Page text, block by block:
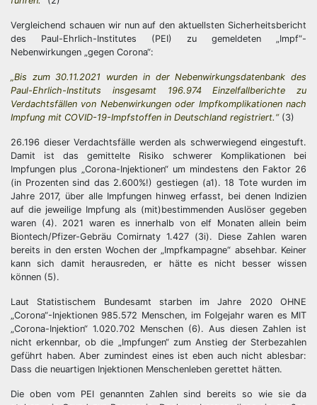
Vergleichend schauen wir nun auf den aktuellsten Sicherheitsbericht
des Paul-Ehrlich-Institutes (PEI) zu gemeldeten „Impf“-
Nebenwirkungen „gegen Corona“:
„Bis zum 30.11.2021 wurden in der Nebenwirkungsdatenbank des
Paul-Ehrlich-Instituts insgesamt 196.974 Einzelfallberichte zu
Verdachtsfällen von Nebenwirkungen oder Impfkomplikationen nach
Impfung mit COVID-19-Impfstoffen in Deutschland registriert.“(3)
26.196 dieser Verdachtsfälle werden als schwerwiegend eingestuft.
Damit ist das gemittelte Risiko schwerer Komplikationen bei
Impfungen plus „Corona-Injektionen“ um mindestens den Faktor 26
(in Prozenten sind das 2.600%!) gestiegen (a1). 18 Tote wurden im
Jahre 2017, über alle Impfungen hinweg erfasst, bei denen Indizien
auf die jeweilige Impfung als (mit)bestimmenden Auslöser gegeben
waren (4). 2021 waren es innerhalb von elf Monaten allein beim
Biontech/Pfizer-Gebräu Comirnaty 1.427 (3i). Diese Zahlen waren
bereits in den ersten Wochen der „Impfkampagne“ absehbar. Keiner
kann sich damit herausreden, er hätte es nicht besser wissen
können (5).
Laut Statistischem Bundesamt starben im Jahre 2020 OHNE
„Corona“-Injektionen 985.572 Menschen, im Folgejahr waren es MIT
„Corona-Injektion“ 1.020.702 Menschen (6). Aus diesen Zahlen ist
nicht erkennbar, ob die „Impfungen“ zum Anstieg der Sterbezahlen
geführt haben. Aber zumindest eines ist eben auch nicht ablesbar:
Dass die neuartigen Injektionen Menschenleben gerettet hätten.
Die oben vom PEI genannten Zahlen sind bereits so wie sie da